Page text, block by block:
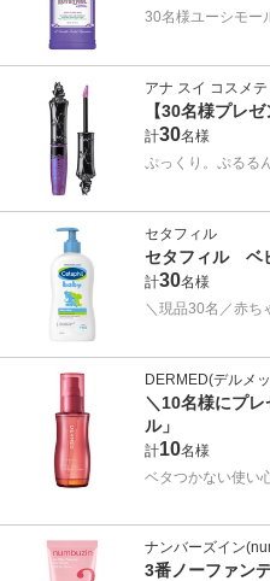
30名様ユーシモー
アナ スイ コスメ
【30名様プレ
計30名様
ぷっくり。ぷるる
セタフィル
セタフィル ベ
計30名様
＼現品30名／赤ち
DERMED(デルメ
＼10名様にプ
ル」
計10名様
ベタつかない使い
ナンバーズイン
3番ノーファン